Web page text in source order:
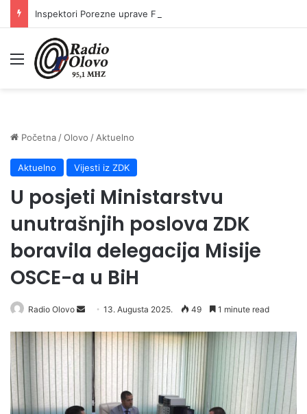
Meni
Početna /Olovo / Aktuelno
Aktuelno Vijesti iz ZDK
U posjeti Ministarstvu
unutrašnjih poslova ZDK
boravila delegacija Misije
OSCE-a u BiH
Radio Olovo
e
13. Augusta 2025. 49 1 minute read